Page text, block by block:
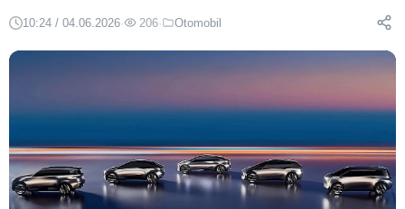
10:24 / 04.06.2026· 206· Otomobil